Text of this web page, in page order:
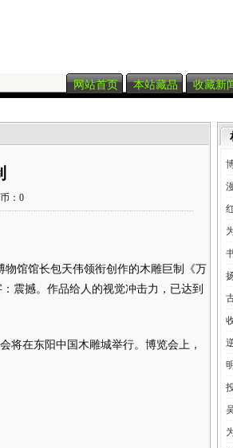
网站首页 本站藏品 收藏新
：0
馆馆长包天伟领衔创作的木雕巨制《万
震撼。作品给人的视觉冲击力，已达到
在东阳中国木雕城举行。博览会上，